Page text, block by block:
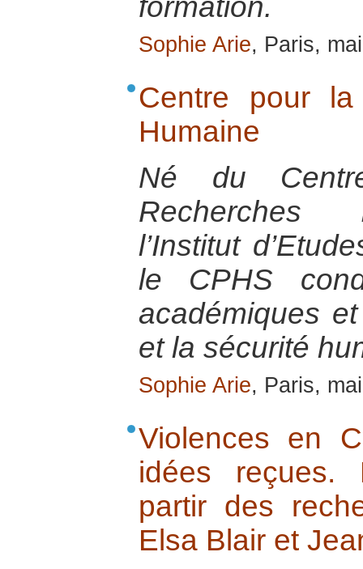
formation.
Sophie Arie, Paris,
Centre pour
Humaine
Né du
Recherches
l’Institut
le CPHS
académiques
et la sécurité
Sophie Arie, Paris,
Violences en
idées reçues.
partir des
Elsa Blair et